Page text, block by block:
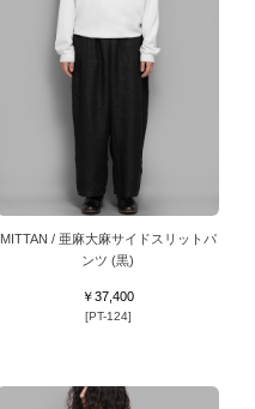
MITTAN / 亜麻大麻サイドスリットパ
ンツ (黒)
￥37,400
[PT-124]